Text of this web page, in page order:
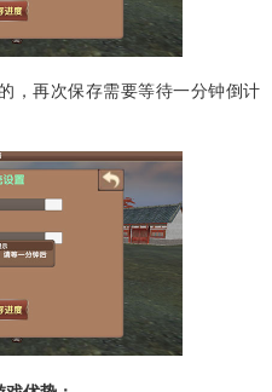
，再次保存需要等待一分钟倒计